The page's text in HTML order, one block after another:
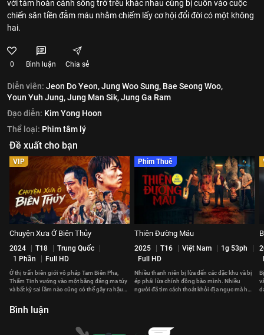
với tám hoàn cảnh sống trớ trêu khác nhau cùng bị cuốn vào cuộc
chiến săn tiền đẫm máu nhằm chiếm lấy cơ hội đổi đời có một không
hai.
0 Bình luận Chia sẻ
Diễn viên: Jeon Do Yeon,Jung Woo Sung, Bae Seong Woo,
Youn Yuh Jung,Jung Man Sik,Jung Ga Ram
Đạo diễn: Kim Yong Hoon
Thể loại: Phim tâm lý
Đề xuất cho bạn
VIP
Chuyện Xưa Ở Biên Thủy
2024 T18
Trung Quốc
1 Phần
Full HD
Ở thị trấn biên giới vô pháp Tam Biên Pha,
Thẩm Tinh vướng vào một băng đảng ma túy
và bất kỳ sai lầm nào cũng có thể gây ra hậu
Phim Thuê
Thiên Đường Máu
2025 T16 Việt Nam
1g 53ph
Full HD
Nhiều thanh niên bị lừa đến các đặc khu và bị
ép phải lừa chính đồng bào mình. Nhiều
người đã tìm cách thoát khỏi địa ngục mà họ
Bình luận